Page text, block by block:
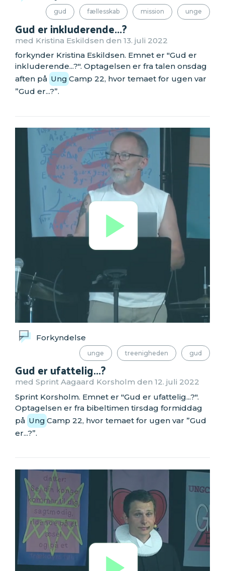
gud fællesskab mission unge
Gud er inkluderende...?
med Kristina Eskildsen den 13. juli 2022
forkynder Kristina Eskildsen. Emnet er "Gud er
inkluderende...?". Optagelsen er fra talen onsdag
aften på Ung Camp 22, hvor temaet for ugen var
”Gud er...?”.
Forkyndelse
unge treenigheden gud
Gud er ufattelig...?
med Sprint Aagaard Korsholm den 12. juli 2022
Sprint Korsholm. Emnet er "Gud er ufattelig...?".
Optagelsen er fra bibeltimen tirsdag formiddag
på Ung Camp 22, hvor temaet for ugen var ”Gud
er...?”.